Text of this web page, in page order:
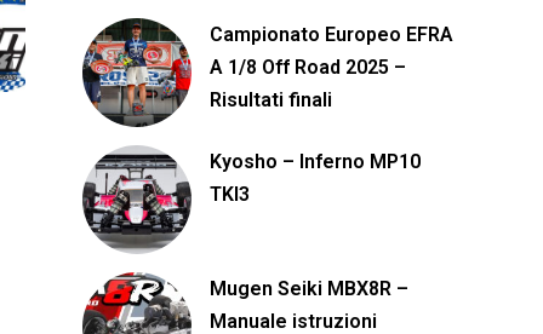
Campionato Europeo EFRA
A 1/8 Off Road 2025 –
Risultati finali
Kyosho – Inferno MP10
TKI3
Mugen Seiki MBX8R –
Manuale istruzioni